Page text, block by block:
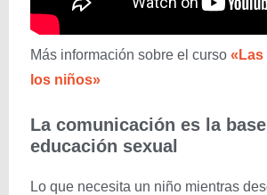
Más información sobre el curso «Las
los niños»
La comunicación es la
educación sexual
Lo que necesita un niño mientras